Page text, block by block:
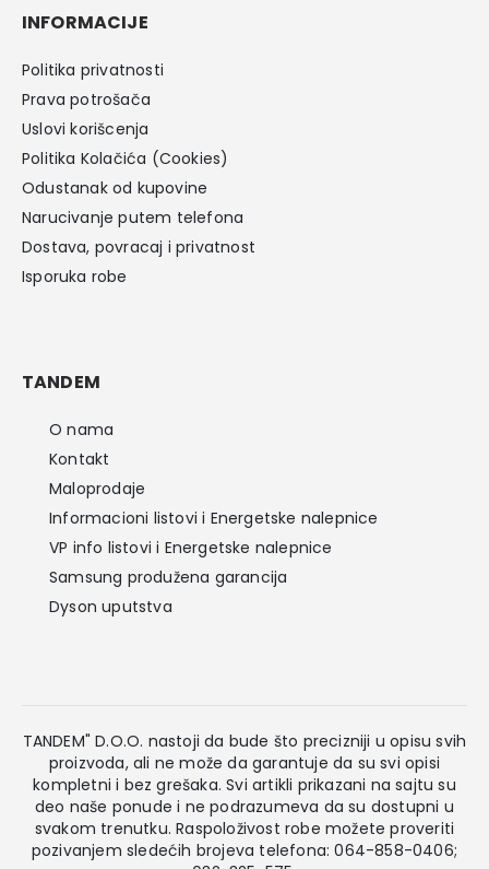
INFORMACIJE
Politika privatnosti
Prava potrošača
Uslovi korišcenja
Politika Kolačića (Cookies)
Odustanak od kupovine
Narucivanje putem telefona
Dostava, povracaj i privatnost
Isporuka robe
TANDEM
O nama
Kontakt
Maloprodaje
Informacioni listovi i Energetske nalepnice
VP info listovi i Energetske nalepnice
Samsung produžena garancija
Dyson uputstva
TANDEM" D.O.O. nastoji da bude što precizniji u opisu svih
proizvoda, ali ne može da garantuje da su svi opisi
kompletni i bez grešaka. Svi artikli prikazani na sajtu su
deo naše ponude i ne podrazumeva da su dostupni u
svakom trenutku. Raspoloživost robe možete proveriti
pozivanjem sledećih brojeva telefona: 064-858-0406;